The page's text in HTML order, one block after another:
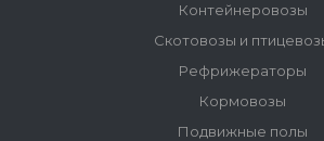
Контейнеровозы
Скотовозы и
Рефрижераторы
Кормовозы
Подвижные полы